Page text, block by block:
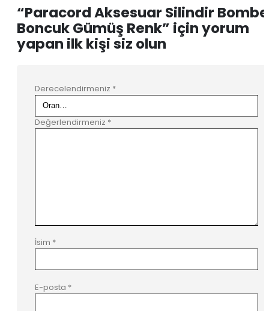
“Paracord Aksesuar Silindir
Boncuk Gümüş Renk” için yorum
yapan ilk kişi siz olun
Derecelendirmeniz *
Değerlendirmeniz *
İsim *
E-posta *